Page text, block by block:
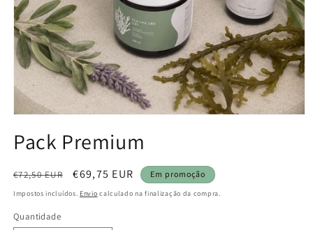
multimédia
1
modal
Pack Premium
Preço
normal
€72,50 EUR
Preço
de
€69,75 EUR Em promoção
Impostos incluídos. Envio calculado na finalização da compra.
Quantidade
Quantidade